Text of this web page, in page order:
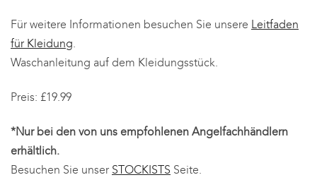
Für weitere Informationen besuchen Sie unsere Leitfaden
für Kleidung.
Waschanleitung auf dem Kleidungsstück.
Preis: £19.99
*Nur bei den von uns empfohlenen Angelfachhändlern
erhältlich.
Besuchen Sie unser STOCKISTS Seite.